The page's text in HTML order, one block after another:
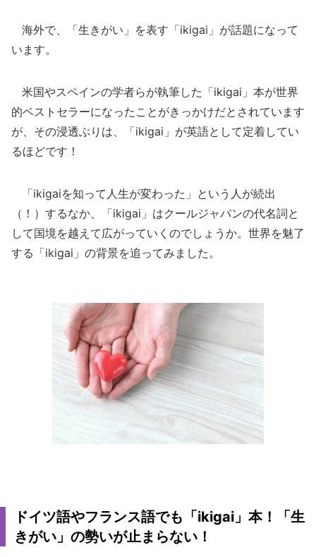
海外で、「生きがい」を表す「ikigai」が話題になって
います。
米国やスペインの学者らが執筆した「ikigai」本が世界
的ベストセラーになったことがきっかけだとされています
が、その浸透ぶりは、「ikigai」が英語として定着してい
るほどです！
「ikigaiを知って人生が変わった」という人が続出
（！）するなか、「ikigai」はクールジャパンの代名詞と
して国境を越えて広がっていくのでしょうか。世界を魅了
する「ikigai」の背景を追ってみました。
ドイツ語やフランス語でも「ikigai」本！「生
きがい」の勢いが止まらない！